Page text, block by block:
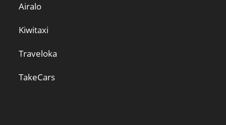
Airalo
Kiwitaxi
Traveloka
TakeCars